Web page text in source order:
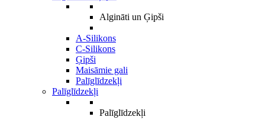
Algināti un Ģipši
A-Silikons
C-Silikons
Ģipši
Maisāmie gali
Palīglīdzekļi
Palīglīdzekļi
Palīglīdzekļi